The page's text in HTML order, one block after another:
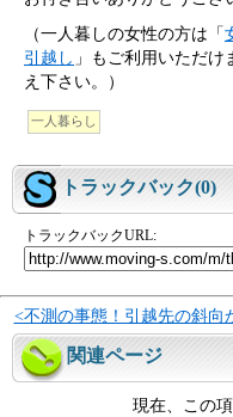
（一人暮しの女性の方は「
引越し 」もご利用いただ
え下さい。）
一人暮らし
トラックバック(0)
トラックバックURL:
<不測の事態！引越先の斜向
関連ページ
現在、この